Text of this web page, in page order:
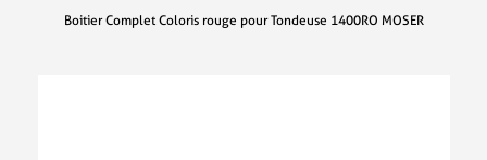
Boitier Complet Coloris rouge pour Tondeuse 1400RO MOSER